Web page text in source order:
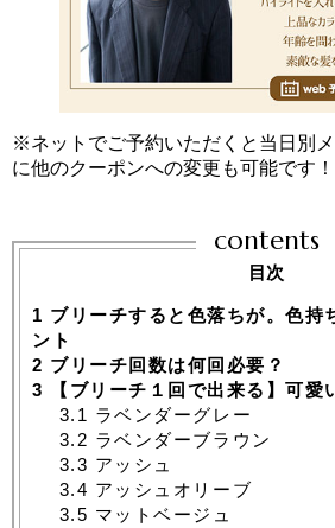
※ネットでご予約いただくと当日別
に他のクーポンへの変更も可能です！
contents
目次
1 ブリーチすると色落ちが。色持
ント
2 ブリーチ回数は何回必要？
3 【ブリーチ１回で出来る】可愛
3.1 ラベンダーグレー
3.2 ラベンダーブラウン
3.3 アッシュ
3.4 アッシュオリーブ
3.5 マットベージュ